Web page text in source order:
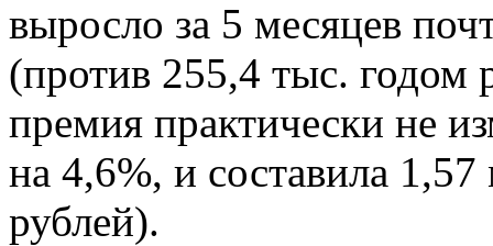
выросло за 5 месяцев
(против 255,4 тыс. годом
премия практически не
на 4,6%, и составила
рублей).